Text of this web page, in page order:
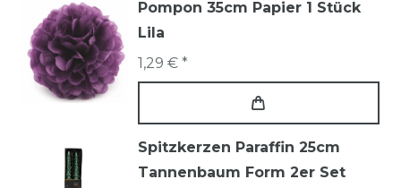
Pompon 35cm Papier 1 Stück
Lila
1,29 € *
Spitzkerzen Paraffin 25cm
Tannenbaum Form 2er Set